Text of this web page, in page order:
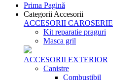
Prima Pagină
Categorii Accesorii
ACCESORII CAROSERIE
Kit reparatie praguri
Masca gril
ACCESORII EXTERIOR
Canistre
Combustibil